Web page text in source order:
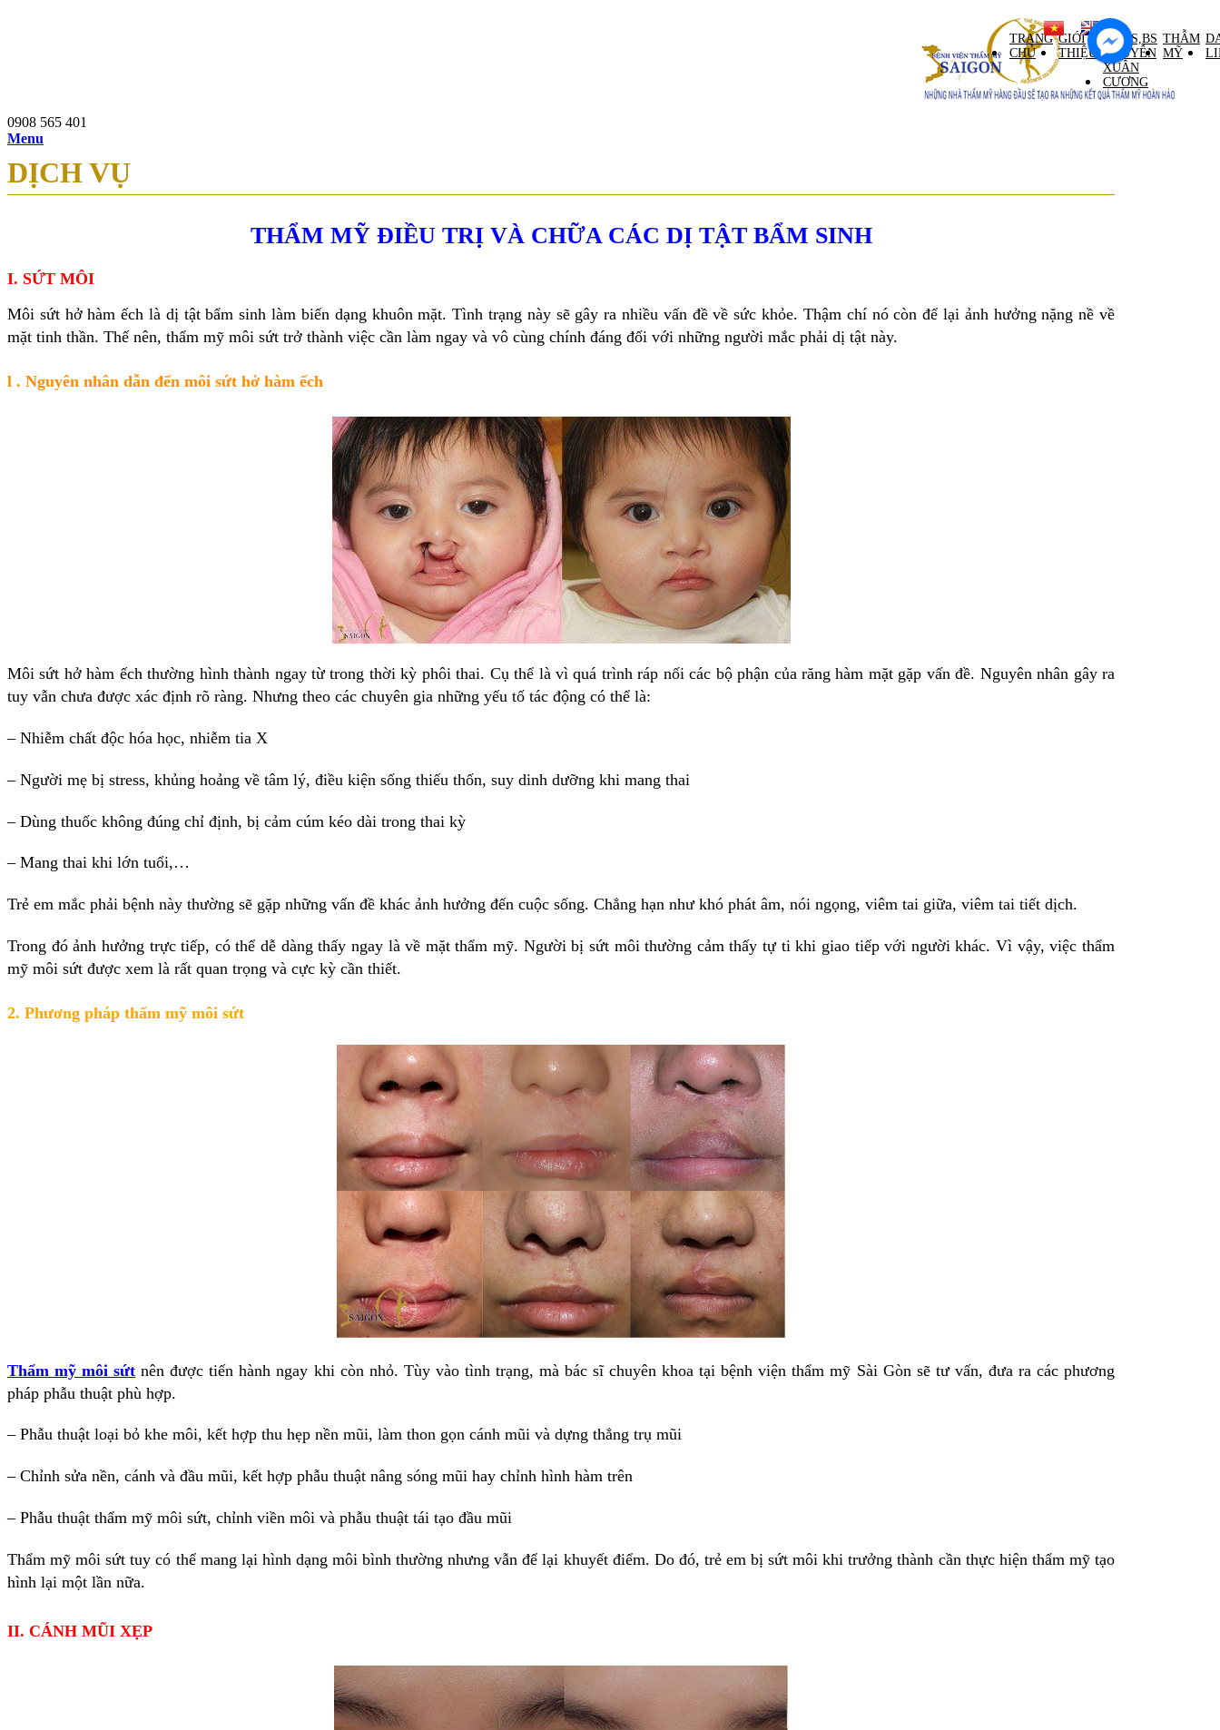
TRANG
CHỦ
GIỚI
THIỆU
GS,TS,BS
NGUYỄN
XUÂN
CƯƠNG
THẪM
MỸ
0908 565 401
Menu
DỊCH VỤ
THẨM MỸ ĐIỀU TRỊ VÀ CHỮA CÁC DỊ TẬT BẨM SINH
I. SỨT MÔI
Môi sứt hở hàm ếch là dị tật bẩm sinh làm biến dạng khuôn mặt. Tình trạng này sẽ gây ra nhiều vấn đề về sức khỏe. Thậm chí nó còn để lại ảnh hưởng nặng nề về
mặt tinh thần. Thế nên, thẩm mỹ môi sứt trở thành việc cần làm ngay và vô cùng chính đáng đối với những người mắc phải dị tật này.
l . Nguyên nhân dẫn đến môi sứt hở hàm ếch
Môi sứt hở hàm ếch thường hình thành ngay từ trong thời kỳ phôi thai. Cụ thể là vì quá trình ráp nối các bộ phận của răng hàm mặt gặp vấn đề. Nguyên nhân gây ra
tuy vẫn chưa được xác định rõ ràng. Nhưng theo các chuyên gia những yếu tố tác động có thể là:
– Nhiễm chất độc hóa học, nhiễm tia X
– Người mẹ bị stress, khủng hoảng về tâm lý, điều kiện sống thiếu thốn, suy dinh dưỡng khi mang thai
– Dùng thuốc không đúng chỉ định, bị cảm cúm kéo dài trong thai kỳ
– Mang thai khi lớn tuổi,…
Trẻ em mắc phải bệnh này thường sẽ gặp những vấn đề khác ảnh hưởng đến cuộc sống. Chẳng hạn như khó phát âm, nói ngọng, viêm tai giữa, viêm tai tiết dịch.
Trong đó ảnh hưởng trực tiếp, có thể dễ dàng thấy ngay là về mặt thẩm mỹ. Người bị sứt môi thường cảm thấy tự ti khi giao tiếp với người khác. Vì vậy, việc thẩm
mỹ môi sứt được xem là rất quan trọng và cực kỳ cần thiết.
2. Phương pháp thẩm mỹ môi sứt
Thẩm mỹ môi sứt nên được tiến hành ngay khi còn nhỏ. Tùy vào tình trạng, mà bác sĩ chuyên khoa tạibệnh viện thẩm mỹ Sài Gòn sẽ tư vấn, đưa ra các phương
pháp phẫu thuật phù hợp.
– Phẫu thuật loại bỏ khe môi, kết hợp thu hẹp nền mũi, làm thon gọn cánh mũi và dựng thẳng trụ mũi
– Chỉnh sửa nền, cánh và đầu mũi, kết hợp phẫu thuật nâng sóng mũi hay chỉnh hình hàm trên
– Phẫu thuật thẩm mỹ môi sứt, chỉnh viền môi và phẫu thuật tái tạo đầu mũi
Thẩm mỹ môi sứt tuy có thể mang lại hình dạng môi bình thường nhưng vẫn để lại khuyết điểm. Do đó, trẻ em bị sứt môi khi trưởng thành cần thực hiện thẩm mỹ tạo
hình lại một lần nữa.
II. CÁNH MŨI XẸP